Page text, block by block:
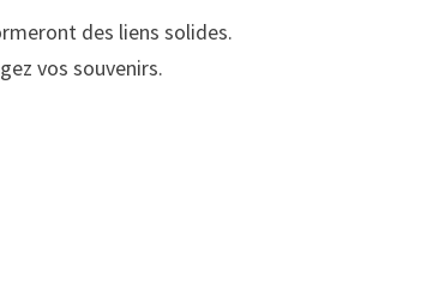
des liens solides.
vos souvenirs.